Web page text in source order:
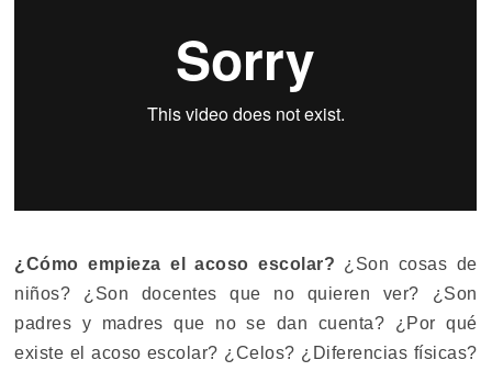
¿Cómo empieza el acoso escolar? ¿Son cosas de
niños? ¿Son docentes que no quieren ver? ¿Son
padres y madres que no se dan cuenta? ¿Por qué
existe el acoso escolar? ¿Celos? ¿Diferencias físicas?